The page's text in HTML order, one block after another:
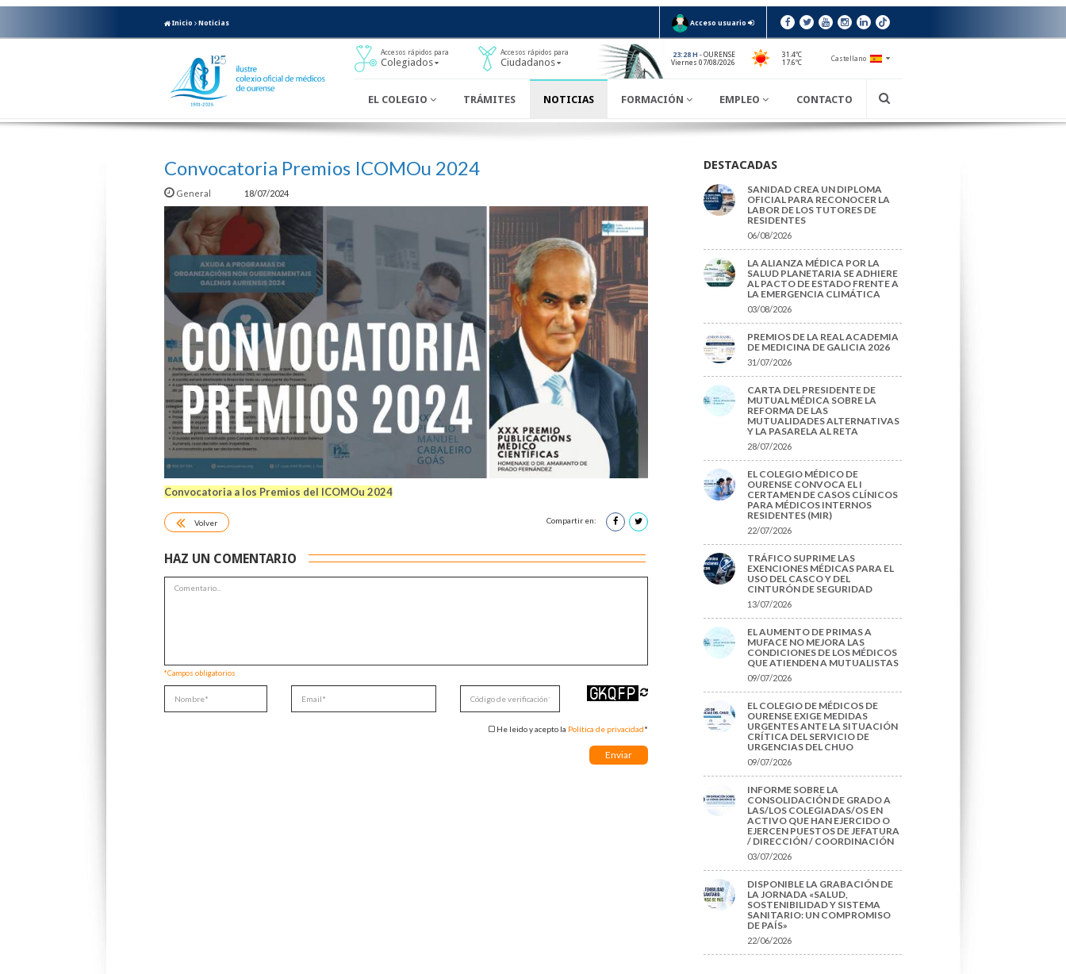
Inicio Noticias Acceso usuario
Accesos rápidos para
Colegiados
Accesos rápidos para
Ciudadanos
23:28 H - OURENSE
Viernes 07/08/2026
31.4ºC
17.6ºC
Castellano
EL COLEGIO TRÁMITES NOTICIAS FORMACIÓN EMPLEO CONTACTO
Convocatoria Premios ICOMOu 2024
General 18/07/2024
Convocatoria a los Premios del ICOMOu 2024
Volver Compartir en:
HAZ UN COMENTARIO
*Campos obligatorios
He leido y acepto la Política de privacidad*
DESTACADAS
SANIDAD CREA UN DIPLOMA
OFICIAL PARA RECONOCER LA
LABOR DE LOS TUTORES DE
RESIDENTES
06/08/2026
LA ALIANZA MÉDICA POR LA
SALUD PLANETARIA SE ADHIERE
AL PACTO DE ESTADO FRENTE A
LA EMERGENCIA CLIMÁTICA
03/08/2026
PREMIOS DE LA REAL ACADEMIA
DE MEDICINA DE GALICIA 2026
31/07/2026
CARTA DEL PRESIDENTE DE
MUTUAL MÉDICA SOBRE LA
REFORMA DE LAS
MUTUALIDADES ALTERNATIVAS
Y LA PASARELA AL RETA
28/07/2026
EL COLEGIO MÉDICO DE
OURENSE CONVOCA EL I
CERTAMEN DE CASOS CLÍNICOS
PARA MÉDICOS INTERNOS
RESIDENTES (MIR)
22/07/2026
TRÁFICO SUPRIME LAS
EXENCIONES MÉDICAS PARA EL
USO DEL CASCO Y DEL
CINTURÓN DE SEGURIDAD
13/07/2026
EL AUMENTO DE PRIMAS A
MUFACE NO MEJORA LAS
CONDICIONES DE LOS MÉDICOS
QUE ATIENDEN A MUTUALISTAS
09/07/2026
EL COLEGIO DE MÉDICOS DE
OURENSE EXIGE MEDIDAS
URGENTES ANTE LA SITUACIÓN
CRÍTICA DEL SERVICIO DE
URGENCIAS DEL CHUO
09/07/2026
INFORME SOBRE LA
CONSOLIDACIÓN DE GRADO A
LAS/LOS COLEGIADAS/OS EN
ACTIVO QUE HAN EJERCIDO O
EJERCEN PUESTOS DE JEFATURA
/ DIRECCIÓN / COORDINACIÓN
03/07/2026
DISPONIBLE LA GRABACIÓN DE
LA JORNADA «SALUD,
SOSTENIBILIDAD Y SISTEMA
SANITARIO: UN COMPROMISO
DE PAÍS»
22/06/2026